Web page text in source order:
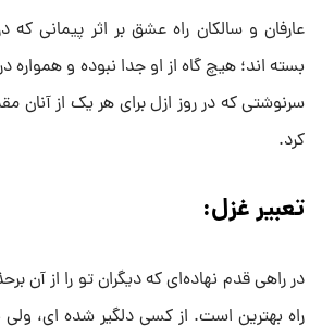
عارفان و سالکان راه عشق بر اثر پیمانی که
بسته اند؛ هیچ گاه از او جدا نبوده و همواره
سرنوشتی که در روز ازل برای هر یک از آنان
کرد.
تعبیر غزل:
در راهی قدم نهاده‌ای که دیگران تو را از آن
راه بهترین است. از کسی دلگیر شده ای،